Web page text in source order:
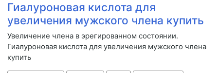
Гиалуроновая кислота для
увеличения мужского члена купить
Увеличение члена в эрегированном состоянии.
Гиалуроновая кислота для увеличения мужского члена
купить